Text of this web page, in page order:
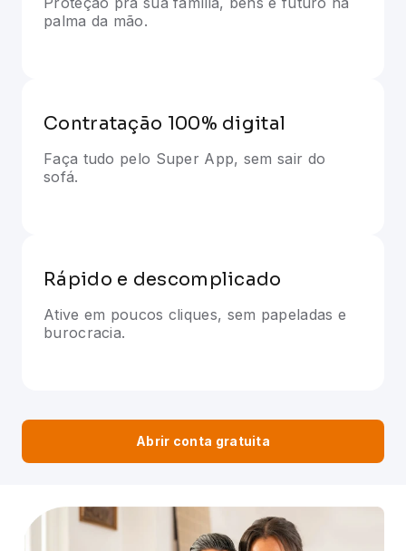
palma da mão.
Contratação 100% digital
Faça tudo pelo Super App, sem sair do
sofá.
Rápido e descomplicado
Ative em poucos cliques, sem papeladas e
burocracia.
Abrir conta gratuita